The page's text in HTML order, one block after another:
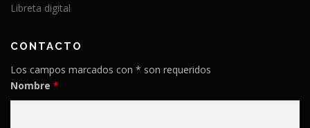
Libreta digital
CONTACTO
Los campos marcados con * son requeridos
Nombre *